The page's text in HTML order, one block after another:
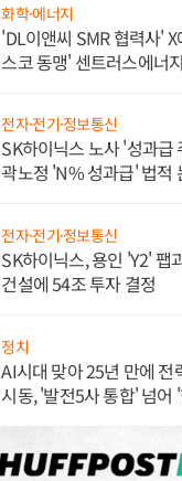
화학·에너지
'DL이앤씨 SMR 협력사'
스코 동맹' 센트러스에너
전자·전기·정보통신
SK하이닉스 노사 '성과급
곽노정 'N% 성과급' 법적
전자·전기·정보통신
SK하이닉스, 용인 'Y2' 팹
건설에 54조 투자 결정
정치
AI시대 맞아 25년 만에 전
시동, '발전5사 통합' 넘어 '